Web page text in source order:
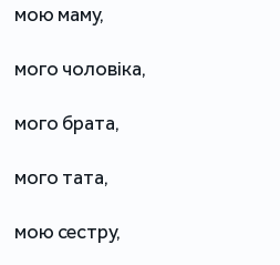
мою маму,
мого чоловіка,
мого брата,
мого тата,
мою сестру,